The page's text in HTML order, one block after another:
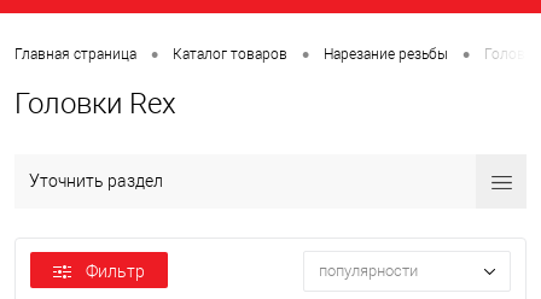
Главная страница • Каталог товаров • Нарезание резьбы •
Головки Rex
Уточнить раздел
Фильтр популярности